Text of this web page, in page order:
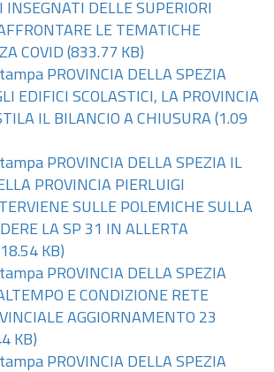
DELLE SUPERIORI
LE TEMATICHE
COVID (833.77 KB)
PROVINCIA DELLA SPEZIA
EDIFICI SCOLASTICI, LA PROVINCIA
IL BILANCIO A CHIUSURA (1.09
PROVINCIA DELLA SPEZIA IL
PROVINCIA PIERLUIGI
SULLE POLEMICHE SULLA
LA SP 31 IN ALLERTA
KB)
PROVINCIA DELLA SPEZIA
E CONDIZIONE RETE
AGGIORNAMENTO 23
KB)
PROVINCIA DELLA SPEZIA